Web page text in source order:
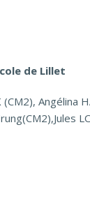
de Lillet
(CM2), Angélina